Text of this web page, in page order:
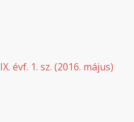
IX. évf. 1. sz. (2016. május)